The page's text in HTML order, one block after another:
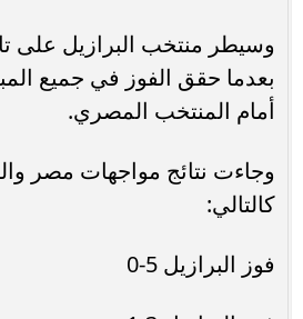
وسيطر منتخب البرازيل على
بعدما حقق الفوز في جميع
أمام المنتخب المصري.
وجاءت نتائج مواجهات مصر
كالتالي:
فوز البرازيل 5-0